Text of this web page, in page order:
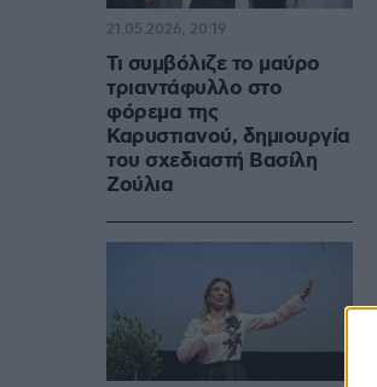
Τι συμβόλιζε το μαύρο
τριαντάφυλλο στο
φόρεμα της
Καρυστιανού, δημιουργία
του σχεδιαστή Βασίλη
Ζούλια
21.05.2026, 20:19